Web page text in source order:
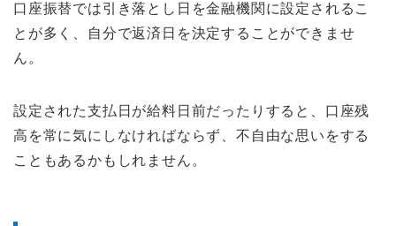
口座振替では引き落とし日を金融機関に設定されるこ
とが多く、自分で返済日を決定することができませ
ん。
設定された支払日が給料日前だったりすると、口座残
高を常に気にしなければならず、不自由な思いをする
こともあるかもしれません。